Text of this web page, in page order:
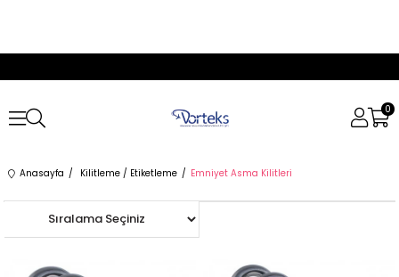
0
Anasayfa Kilitleme / Etiketleme Emniyet Asma Kilitleri